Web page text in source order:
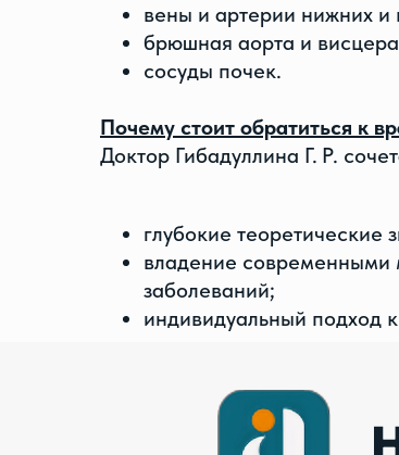
вены и артерии нижних и
брюшная аорта и
сосуды почек.
Почему стоит обратиться к
Доктор Гибадуллина Г. Р.
глубокие теоретические
владение современными
заболеваний;
индивидуальный подход
тактики лечения.